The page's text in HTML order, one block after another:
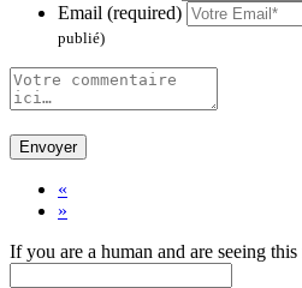
Email (required)
publié)
«
»
If you are a human and are seeing